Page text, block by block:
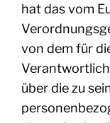
hat das vom
von dem für
über die zu